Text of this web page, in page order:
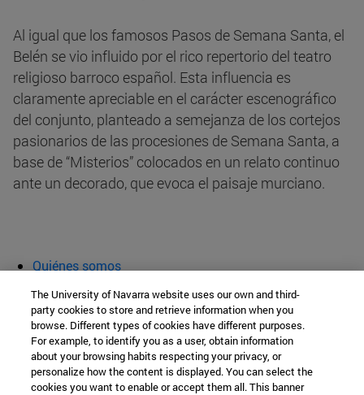
Al igual que los famosos Pasos de Semana Santa, el
Belén se vio influido por el rico repertorio del teatro
religioso barroco español. Esta influencia es
claramente apreciable en el carácter escenográfico
del conjunto, planteado a semejanza de los cortejos
pasionarios de las procesiones de Semana Santa, a
base de “Misterios” colocados en un relato continuo
ante un decorado, que evoca el paisaje murciano.
Quiénes somos
Aula abierta
Cátedra de Patrimonio y Arte Navarro
The University of Navarra website uses our own and third-
party cookies to store and retrieve information when you
browse. Different types of cookies have different purposes.
For example, to identify you as a user, obtain information
about your browsing habits respecting your privacy, or
personalize how the content is displayed. You can select the
cookies you want to enable or accept them all. This banner